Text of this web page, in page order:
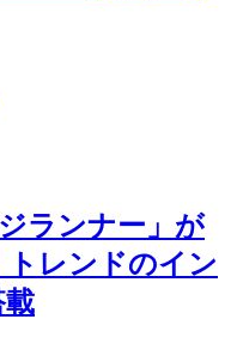
ランナー」が
レンドのイン